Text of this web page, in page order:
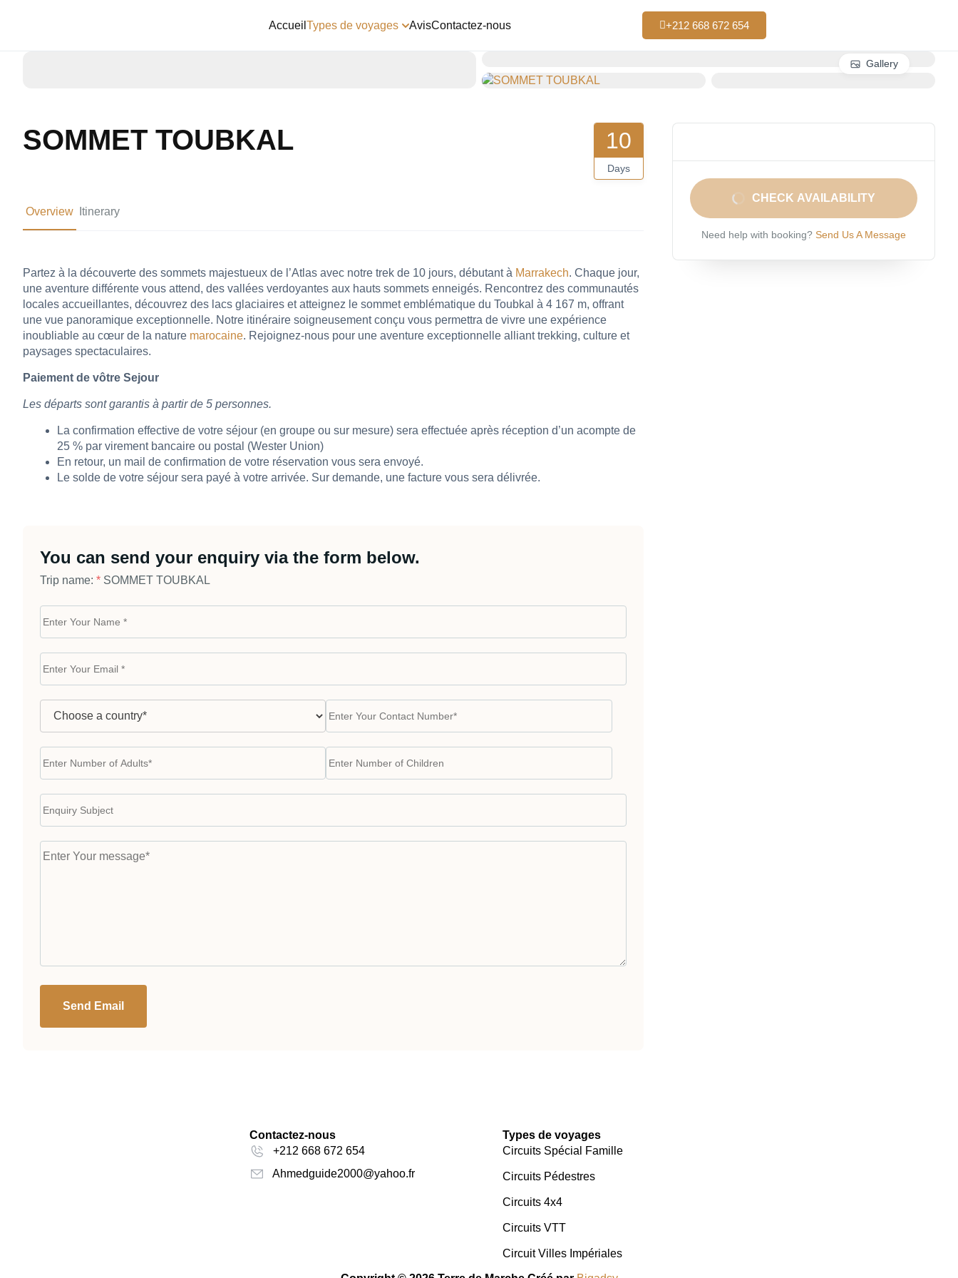
Accueil Types de voyages AvisContactez-nous +212 668 672 654
Gallery
SOMMET TOUBKAL 10
Days
Overview Itinerary
Partez à la découverte des sommets majestueux de l’Atlas avec notre trek de 10 jours, débutant à Marrakech. Chaque jour,
une aventure différente vous attend, des vallées verdoyantes aux hauts sommets enneigés. Rencontrez des communautés
locales accueillantes, découvrez des lacs glaciaires et atteignez le sommet emblématique du Toubkal à 4 167 m, offrant
une vue panoramique exceptionnelle. Notre itinéraire soigneusement conçu vous permettra de vivre une expérience
inoubliable au cœur de la nature marocaine. Rejoignez-nous pour une aventure exceptionnelle alliant trekking, culture et
paysages spectaculaires.
Paiement de vôtre Sejour
Les départs sont garantis à partir de 5 personnes.
La confirmation effective de votre séjour (en groupe ou sur mesure) sera effectuée après réception d’un acompte de
25 % par virement bancaire ou postal (Wester Union)
En retour, un mail de confirmation de votre réservation vous sera envoyé.
Le solde de votre séjour sera payé à votre arrivée. Sur demande, une facture vous sera délivrée.
You can send your enquiry via the form below.
Trip name: * SOMMET TOUBKAL
Send Email
CHECK AVAILABILITY
Need help with booking? Send Us A Message
Contactez-nous
+212 668 672 654
Ahmedguide2000@yahoo.fr
Types de voyages
Circuits Spécial Famille
Circuits Pédestres
Circuits 4x4
Circuits VTT
Circuit Villes Impériales